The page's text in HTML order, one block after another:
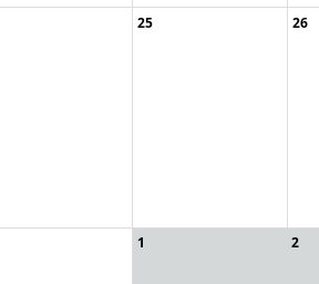
25 26
1 2